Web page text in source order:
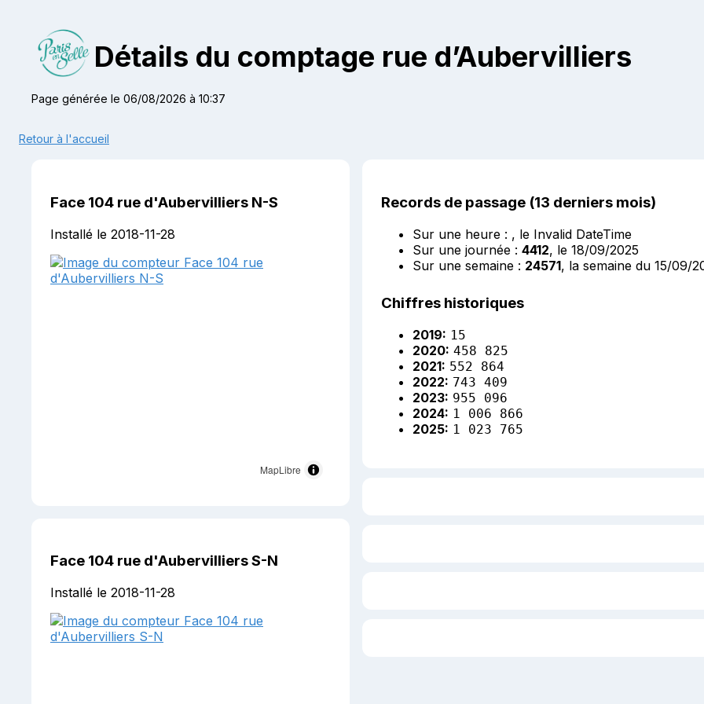
Détails du comptage rue d’Aubervilliers
Page générée le 06/08/2026 à 10:37
Retour à l'accueil
Face 104 rue d'Aubervilliers N-S
Installé le 2018-11-28
MapLibre
Face 104 rue d'Aubervilliers S-N
Installé le 2018-11-28
Records de passage (13 derniers mois)
Sur une heure : , le Invalid DateTime
Sur une journée :4412, le 18/09/2025
Sur une semaine : 24571, la semaine du 15/09/
Chiffres historiques
2019: 15
2020: 458 825
2021: 552 864
2022: 743 409
2023: 955 096
2024: 1 006 866
2025: 1 023 765